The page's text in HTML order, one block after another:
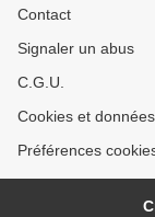
Contact
Signaler un abus
C.G.U.
Cookies et
Préférences